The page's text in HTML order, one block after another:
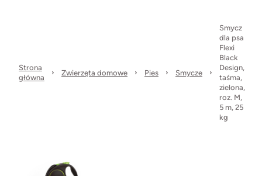
Strona
główna
Zwierzęta domowe Pies Smycze
Smycz
dla psa
Flexi
Black
Design,
taśma,
zielona,
roz. M,
5 m, 25
kg